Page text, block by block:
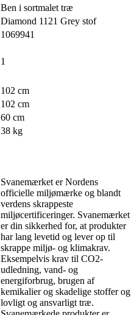
Ben i sortmalet træ
Diamond 1121 Grey stof
1069941
1
102 cm
102 cm
60 cm
38 kg
Svanemærket er Nordens
officielle miljømærke og blandt
verdens skrappeste
miljøcertificeringer. Svanemærket
er din sikkerhed for, at produkter
har lang levetid og lever op til
skrappe miljø- og klimakrav.
Eksempelvis krav til CO2-
udledning, vand- og
energiforbrug, brugen af
kemikalier og skadelige stoffer og
lovligt og ansvarligt træ.